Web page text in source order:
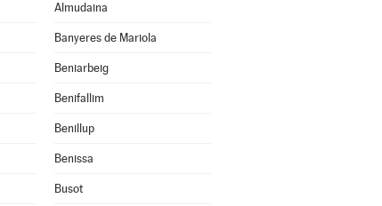
Almudaina
Banyeres de Mariola
Beniarbeig
Benifallim
Benillup
Benissa
Busot